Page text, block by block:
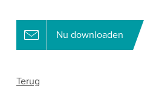
Nu downloaden
Terug